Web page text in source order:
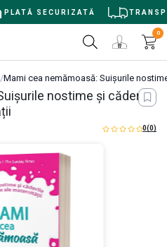
SECURIZATĂ
0
Mami cea nemămoasă: Suișurile
nostime și căderile
0(0)